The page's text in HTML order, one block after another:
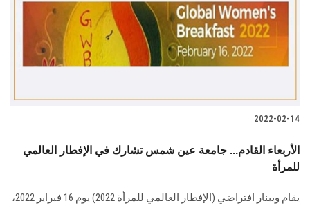
2022-02-14
الأربعاء القادم... جامعة عين شمس تشارك في الإفطار العالمي
للمرأة
يقام ويبنار افتراضي (الإفطار العالمي للمرأة 2022) يوم 16 فبراير 2022،